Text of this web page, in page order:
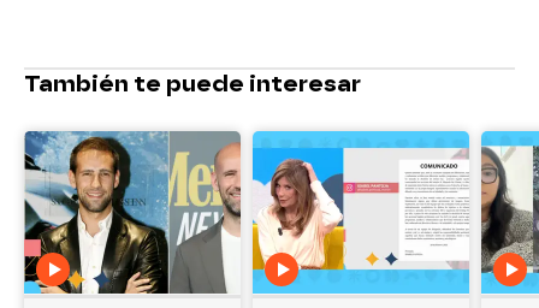
También te puede interesar